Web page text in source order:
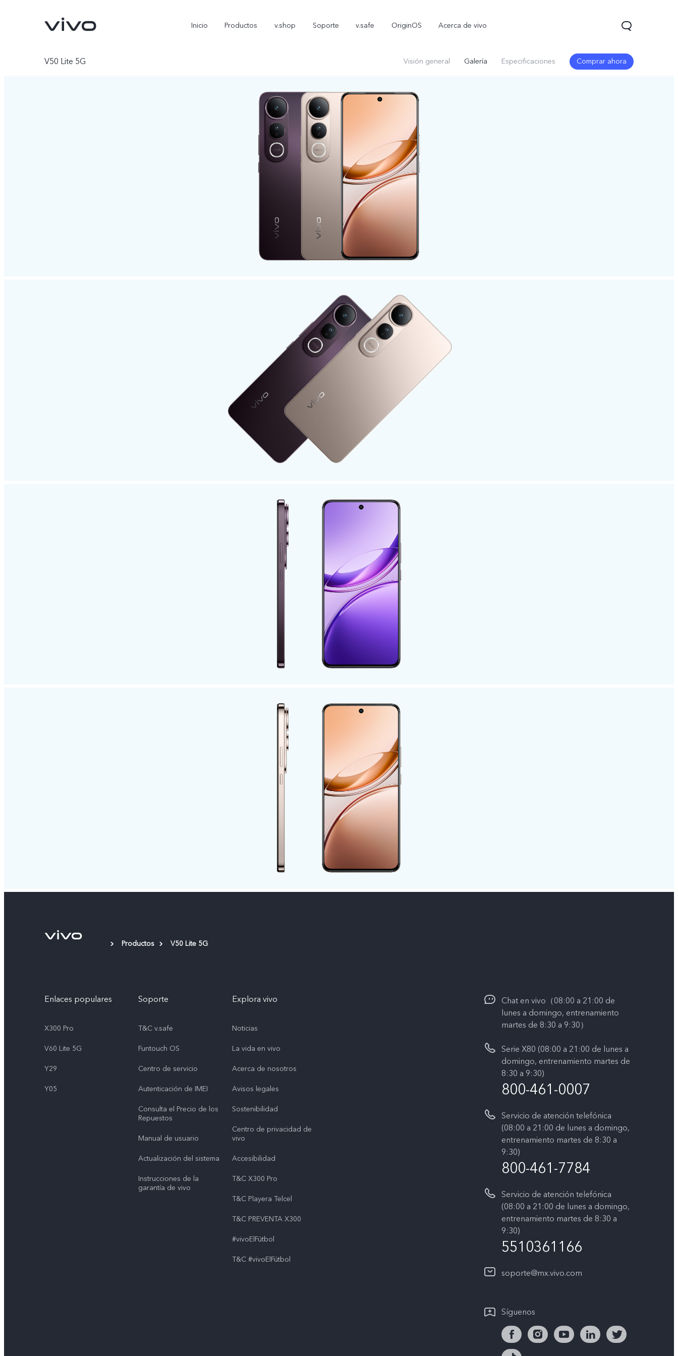
Inicio Productos v.shop Soporte v.safe OriginOS Acerca de vivo
V70 FE Y05 nuevo
V50 Lite 5G Visión general Galería Especificaciones Comprar ahora
Productos V50 Lite 5G
Enlaces populares
X300 Pro
V60 Lite 5G
Y29
Y05
Soporte
T&C v.safe
Funtouch OS
Centro de servicio
Autenticación de IMEI
Consulta el Precio de los
Repuestos
Manual de usuario
Actualización del sistema
Instrucciones de la
garantía de vivo
Explora vivo
Noticias
La vida en vivo
Acerca de nosotros
Avisos legales
Sostenibilidad
Centro de privacidad de
vivo
Accesibilidad
T&C X300 Pro
T&C Playera Telcel
T&C PREVENTA X300
#vivoElFútbol
T&C #vivoElFútbol
Chat en vivo（08:00 a 21:00 de
lunes a domingo, entrenamiento
martes de 8:30 a 9:30）
Serie X80 (08:00 a 21:00 de lunes a
domingo, entrenamiento martes de
8:30 a 9:30)
800-461-0007
Servicio de atención telefónica
(08:00 a 21:00 de lunes a domingo,
entrenamiento martes de 8:30 a
9:30)
800-461-7784
Servicio de atención telefónica
(08:00 a 21:00 de lunes a domingo,
entrenamiento martes de 8:30 a
9:30)
5510361166
soporte@mx.vivo.com
Síguenos